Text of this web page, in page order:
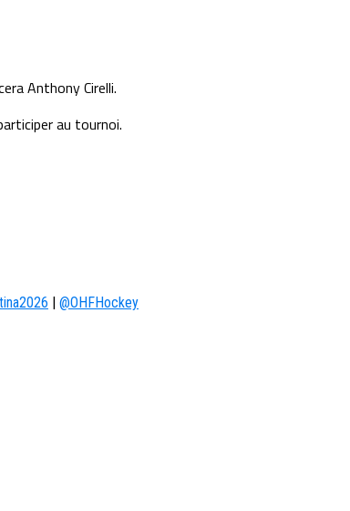
Anthony Cirelli.
au tournoi.
@OHFHockey